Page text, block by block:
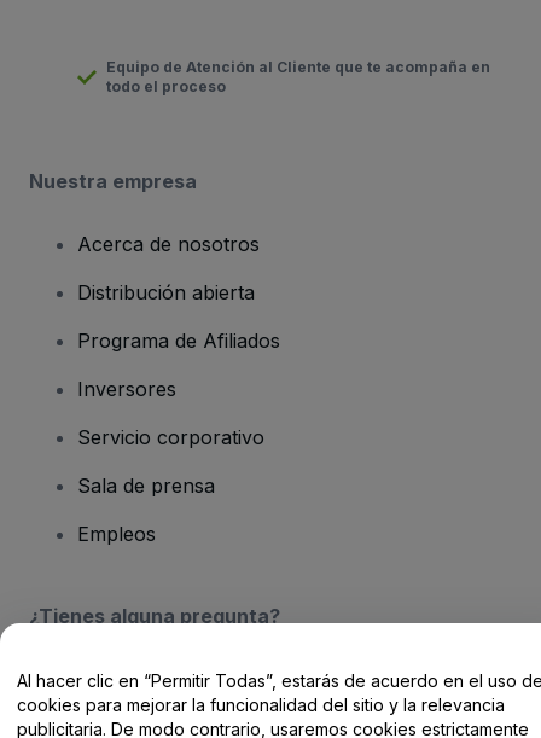
Equipo de Atención al Cliente que te acompaña en
todo el proceso
Nuestra empresa
Acerca de nosotros
Distribución abierta
Programa de Afiliados
Inversores
Servicio corporativo
Sala de prensa
Empleos
¿Tienes alguna pregunta?
Centro de Ayuda / Contacto
Al hacer clic en “Permitir Todas”, estarás de acuerdo en el uso
cookies para mejorar la funcionalidad del sitio y la relevancia
publicitaria. De modo contrario, usaremos cookies estrictamente